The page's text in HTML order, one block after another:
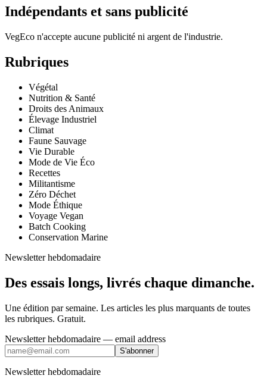
Indépendants et sans publicité
VegEco n'accepte aucune publicité ni argent de l'industrie.
Rubriques
Végétal
Nutrition & Santé
Droits des Animaux
Élevage Industriel
Climat
Faune Sauvage
Vie Durable
Mode de Vie Éco
Recettes
Militantisme
Zéro Déchet
Mode Éthique
Voyage Vegan
Batch Cooking
Conservation Marine
Newsletter hebdomadaire
Des essais longs, livrés chaque dimanche.
Une édition par semaine. Les articles les plus marquants de toutes
les rubriques. Gratuit.
Newsletter hebdomadaire — email address
S'abonner
Newsletter hebdomadaire